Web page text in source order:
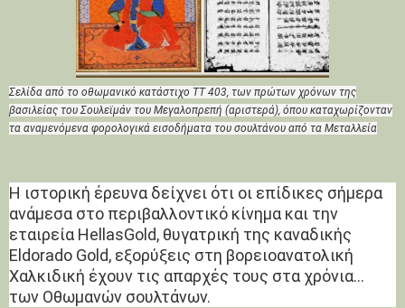
Σελίδα από το οθωμανικό κατάστιχο ΤΤ 403, των πρώτων χρόνων της
βασιλείας του Σουλεϊμάν του Μεγαλοπρεπή (αριστερά), όπου καταχωρίζονταν
τα αναμενόμενα φορολογικά εισοδήματα του σουλτάνου από τα Μεταλλεία
H ιστορική έρευνα δείχνει ότι οι επίδικες σήμερα
ανάμεσα στο περιβαλλοντικό κίνημα και την
εταιρεία HellasGold, θυγατρική της καναδικής
Eldorado Gold, εξορύξεις στη βορειοανατολική
Χαλκιδική έχουν τις απαρχές τους στα χρόνια…
των Οθωμανών σουλτάνων.